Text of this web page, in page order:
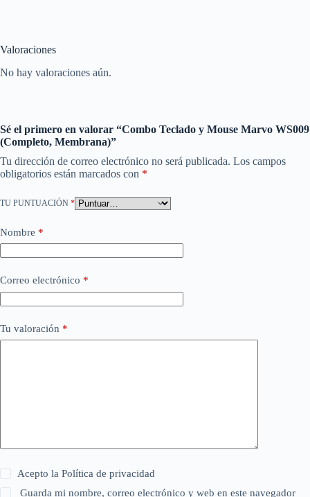
Valoraciones
No hay valoraciones aún.
Sé el primero en valorar “Combo Teclado y Mouse Marvo WS009
(Completo, Membrana)”
Tu dirección de correo electrónico no será publicada. Los campos
obligatorios están marcados con *
TU PUNTUACIÓN *
Nombre *
Correo electrónico *
Tu valoración *
Acepto laPolítica de privacidad
Guarda mi nombre, correo electrónico y web en este navegador